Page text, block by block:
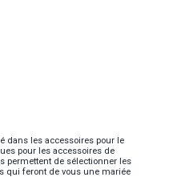
dans les accessoires pour le
pour les accessoires de
permettent de sélectionner les
qui feront de vous une mariée